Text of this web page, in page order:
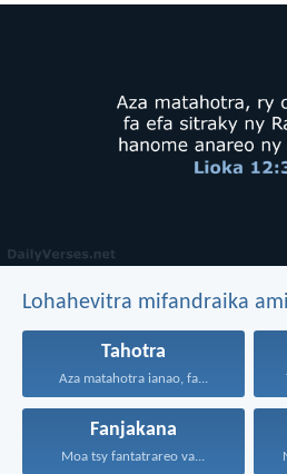
Lohahevitra mifandraika
Tahotra
Aza matahotra ianao, fa...
Fanjakana
Moa tsy fantatrareo va...